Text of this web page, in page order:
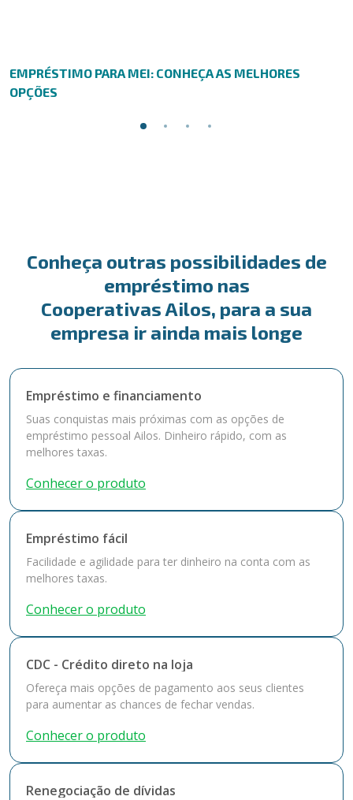
EMPRÉSTIMO PARA MEI: CONHEÇA AS MELHORES
OPÇÕES
Conheça outras possibilidades de
empréstimo nas
Cooperativas Ailos, para a sua
empresa ir ainda mais longe
Empréstimo e financiamento
Suas conquistas mais próximas com as opções de
empréstimo pessoal Ailos. Dinheiro rápido, com as
melhores taxas.
Conhecer o produto
Empréstimo fácil
Facilidade e agilidade para ter dinheiro na conta com as
melhores taxas.
Conhecer o produto
CDC - Crédito direto na loja
Ofereça mais opções de pagamento aos seus clientes
para aumentar as chances de fechar vendas.
Conhecer o produto
Renegociação de dívidas